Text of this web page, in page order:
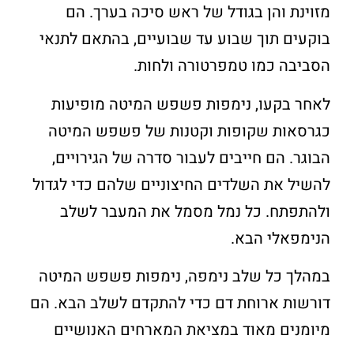
מזוינת והן בגודל של ראש סיכה בערך. הם
בוקעים תוך שבוע עד שבועיים, בהתאם לתנאי
הסביבה כמו טמפרטורה ולחות.
לאחר בקעו, נימפות פשפש המיטה מופיעות
כגרסאות שקופות וקטנות של פשפש המיטה
הבוגר. הם חייבים לעבור סדרה של הגירויים,
להשיל את השלדים החיצוניים שלהם כדי לגדול
ולהתפתח. כל נמל מסמל את המעבר לשלב
הנימפאלי הבא.
במהלך כל שלב נימפה, נימפות פשפש המיטה
דורשות ארוחת דם כדי להתקדם לשלב הבא. הם
מיומנים מאוד במציאת המארחים האנושיים